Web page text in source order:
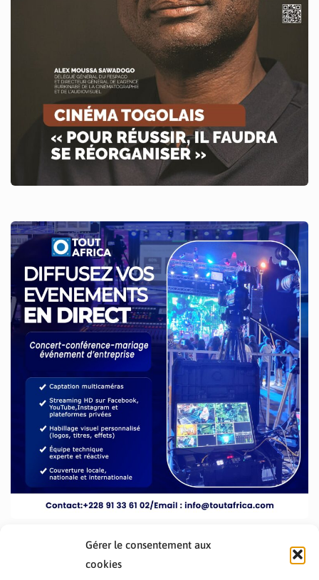
Gérer le consentement aux
cookies